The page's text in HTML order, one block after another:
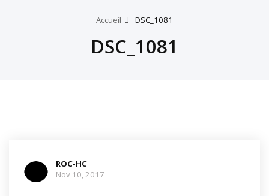
Accueil DSC_1081
DSC_1081
ROC-HC
Nov 10, 2017